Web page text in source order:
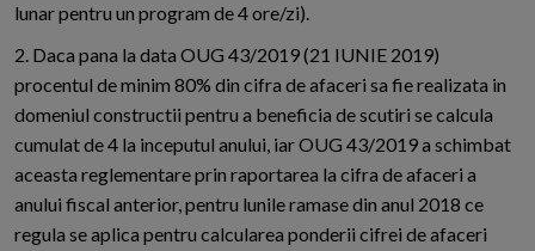
lunar pentru un program de 4 ore/zi).
2. Daca pana la data OUG 43/2019 (21 IUNIE 2019)
procentul de minim 80% din cifra de afaceri sa fie realizata in
domeniul constructii pentru a beneficia de scutiri se calcula
cumulat de 4 la inceputul anului, iar OUG 43/2019 a schimbat
aceasta reglementare prin raportarea la cifra de afaceri a
anului fiscal anterior, pentru lunile ramase din anul 2018 ce
regula se aplica pentru calcularea ponderii cifrei de afaceri